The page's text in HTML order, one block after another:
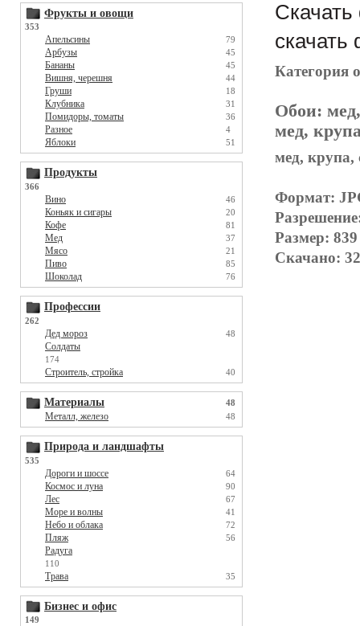
Фрукты и овощи
353
Апельсины 79
Арбузы 45
Бананы 45
Вишня, черешня 44
Груши 18
Клубника 31
Помидоры, томаты 36
Разное 4
Яблоки 51
Продукты
366
Вино 46
Коньяк и сигары 20
Кофе 81
Мед 37
Мясо 21
Пиво 85
Шоколад 76
Профессии
262
Дед мороз 48
Солдаты
174
Строитель, стройка 40
Материалы 48
Металл, железо 48
Природа и ландшафты
535
Дороги и шоссе 64
Космос и луна 90
Лес 67
Море и волны 41
Небо и облака 72
Пляж 56
Радуга
110
Трава 35
Бизнес и офис
149
Скачать
скачать
Категория
Обои:
мед,
мед, крупа,
Формат:
Размер:
Скачано: